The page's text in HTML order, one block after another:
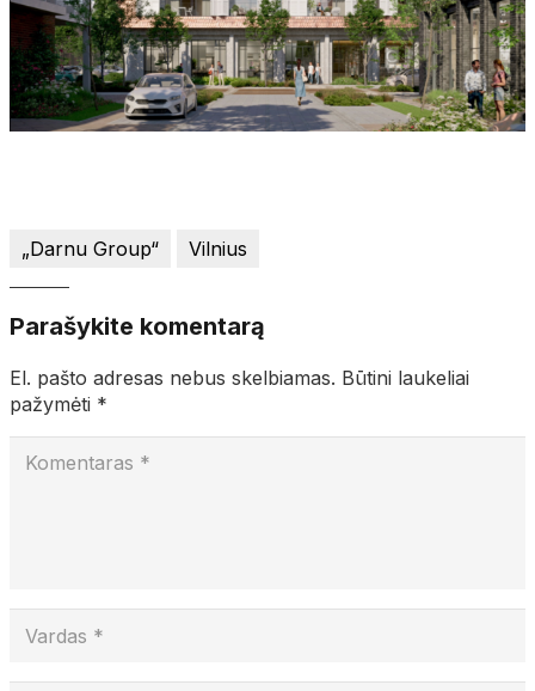
„Darnu Group“ Vilnius
Parašykite komentarą
El. pašto adresas nebus skelbiamas. Būtini laukeliai
pažymėti *